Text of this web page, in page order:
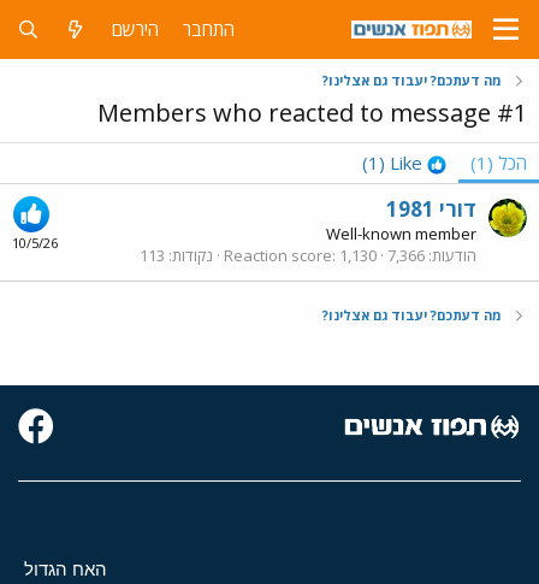
התחבר הירשם
מה דעתכם? יעבוד גם אצלינו?
Members who reacted to message #1
הכל (1)
Like
(1)
10/5/26
דורי 1981
Well-known member
הודעות 7,366
Reaction score 1,130 נקודות 113
מה דעתכם? יעבוד גם אצלינו?
האח הגדול